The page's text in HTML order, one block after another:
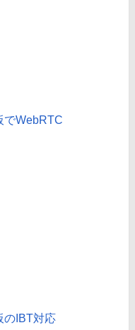
でWebRTC
のIBT対応